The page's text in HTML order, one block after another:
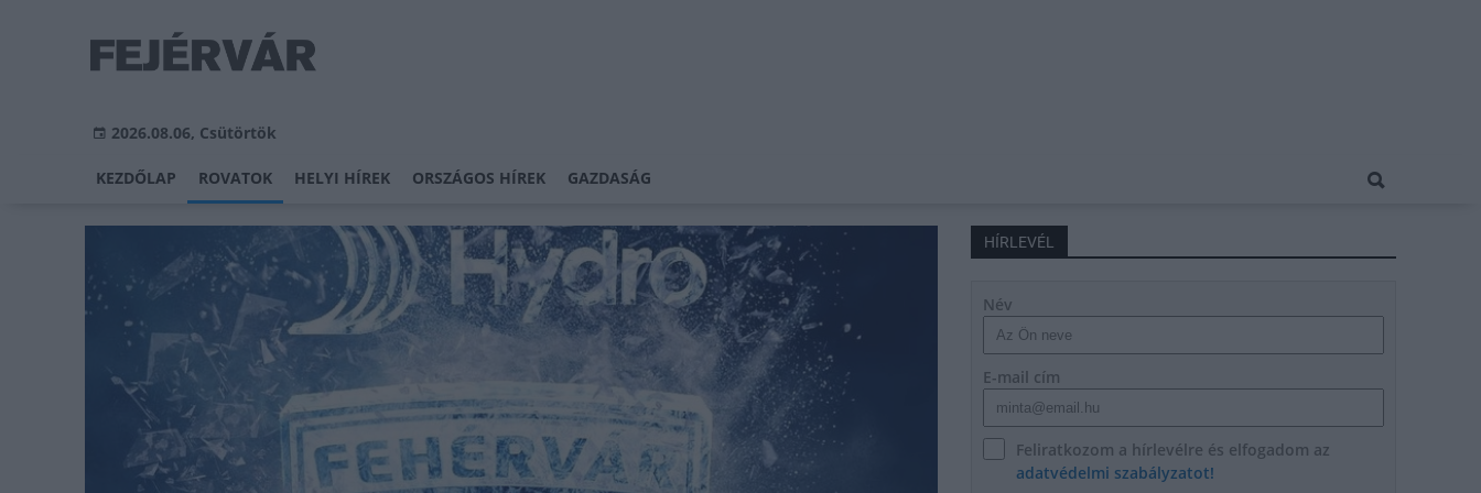
2026.08.06, Csütörtök
KEZDŐLAP ROVATOK HELYI HÍREK ORSZÁGOS HÍREK GAZDASÁG
HÍRLEVÉL
Név
E-mail cím
Feliratkozom a hírlevélre és elfogadom az
adatvédelmi szabályzatot!